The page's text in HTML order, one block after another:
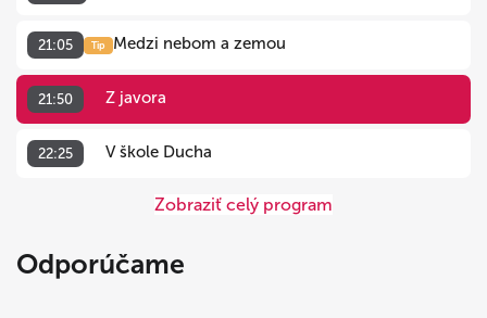
21:05 Tip Medzi nebom a zemou
21:50 Z javora
22:25 V škole Ducha
Zobraziť celý program
Odporúčame